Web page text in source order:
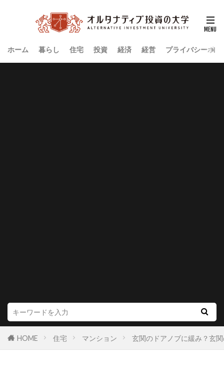
ホーム 暮らし 住宅 投資 経済 経営 プライバシーポリ
HOME 住宅 マンション 玄関のドアノブに緩み？玄